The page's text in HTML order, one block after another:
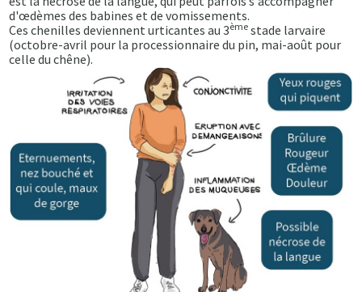
d'œdèmes des babines et de vomissements.
Ces chenilles deviennent urticantes au 3ème stade larvaire
(octobre-avril pour la processionnaire du pin, mai-août pour
celle du chêne).